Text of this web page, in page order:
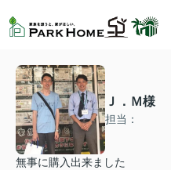
Ｊ．Ｍ様
担当：
無事に購入出来ました